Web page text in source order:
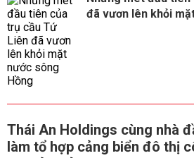
đã vươn lên khỏi
Thái An Holdings cùng nhà
làm tổ hợp cảng biển đô thị